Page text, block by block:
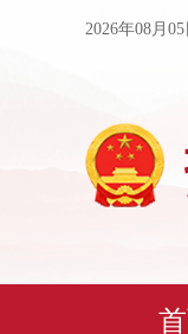
2026年08月